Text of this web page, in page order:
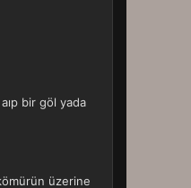
bir göl yada
üzerine